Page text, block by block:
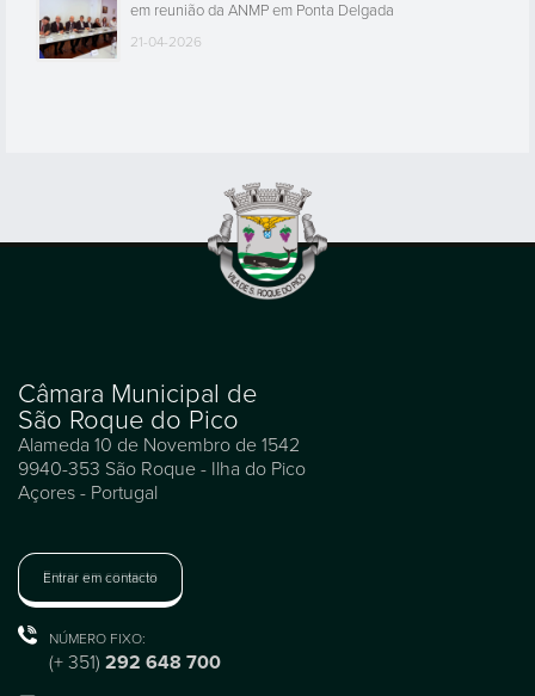
em reunião da ANMP em Ponta Delgada
21-04-2026
Câmara Municipal de
São Roque do Pico
Alameda 10 de Novembro de 1542
9940-353 São Roque - Ilha do Pico
Açores - Portugal
Entrar em contacto
NÚMERO FIXO:
(+ 351) 292 648 700